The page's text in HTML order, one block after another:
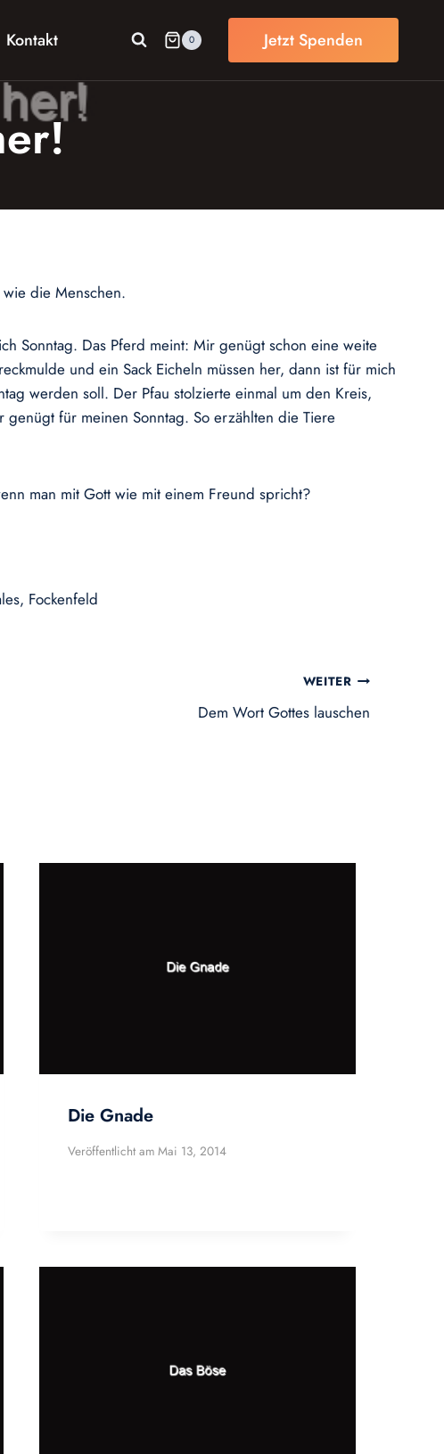
Kontakt 0 Jetzt Spenden
die Menschen.
Sonntag. Das Pferd meint: Mir genügt schon eine weite
und ein Sack Eicheln müssen her, dann ist für mich
werden soll. Der Pfau stolzierte einmal um den Kreis,
für meinen Sonntag. So erzählten die Tiere
man mit Gott wie mit einem Freund spricht?
Fockenfeld
WEITER
Dem Wort Gottes lauschen
Die Gnade
Veröffentlicht am Mai 13, 2014